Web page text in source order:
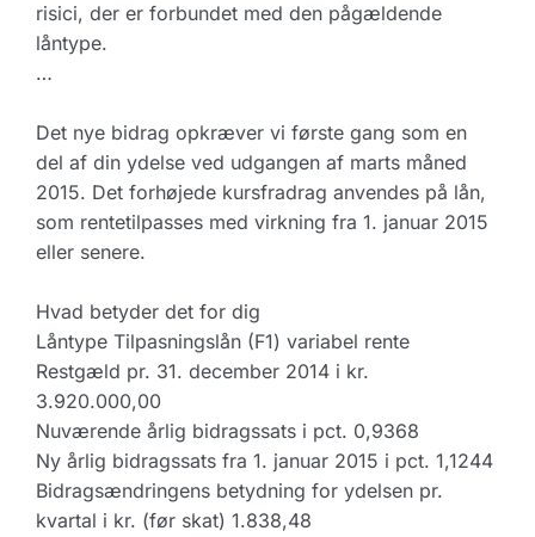
risici, der er forbundet med den pågældende
låntype.
…
Det nye bidrag opkræver vi første gang som en
del af din ydelse ved udgangen af marts måned
2015. Det forhøjede kursfradrag anvendes på lån,
som rentetilpasses med virkning fra 1. januar 2015
eller senere.
Hvad betyder det for dig
Låntype Tilpasningslån (F1) variabel rente
Restgæld pr. 31. december 2014 i kr.
3.920.000,00
Nuværende årlig bidragssats i pct. 0,9368
Ny årlig bidragssats fra 1. januar 2015 i pct. 1,1244
Bidragsændringens betydning for ydelsen pr.
kvartal i kr. (før skat) 1.838,48